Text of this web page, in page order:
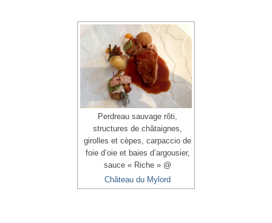
Perdreau sauvage rôti,
structures de châtaignes,
girolles et cèpes, carpaccio de
foie d’oie et baies d’argousier,
sauce « Riche » @
Château du Mylord